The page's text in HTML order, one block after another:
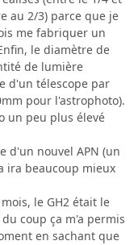
au 2/3) parce que je
me fabriquer un
le diamètre de
de lumière
d'un télescope par
pour l'astrophoto).
un peu plus élevé
d'un nouvel APN (un
ira beaucoup mieux
le GH2 était le
coup ça m'a permis
en sachant que